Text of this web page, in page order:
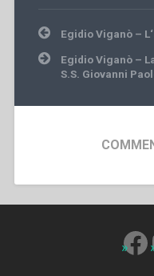
Post
navigation
Egidio Viganò –
Egidio Viganò –
S.S. Giovanni